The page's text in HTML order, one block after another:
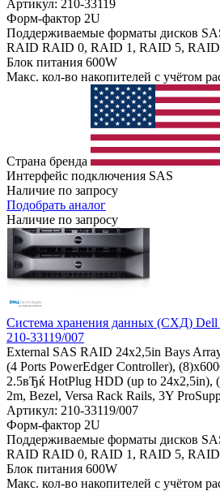
Артикул: 210-33119
Форм-фактор 2U
Поддерживаемые форматы дисков
RAID RAID 0, RAID 1, RAID 5,
Блок питания 600W
Макс. кол-во накопителей с учётом
Страна бренда
Интерфейс подключения SAS
Наличие по запросу
Подобрать аналог
Наличие по запросу
Система хранения данных (СХД) Dell
210-33119/007
External SAS RAID 24x2,5in Bays
(4 Ports PowerEdger Controller),
2.5вЂќ HotPlug HDD (up to 24x2,5in),
2m, Bezel, Versa Rack Rails, 3Y
Артикул: 210-33119/007
Форм-фактор 2U
Поддерживаемые форматы дисков
RAID RAID 0, RAID 1, RAID 5,
Блок питания 600W
Макс. кол-во накопителей с учётом